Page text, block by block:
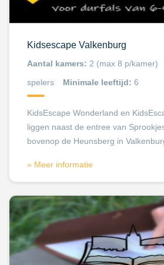
Kidsescape Valkenburg
Aantal kamers: 2 (max 8 p/kamer)
spelers
Minimale leeftijd: 6
KidsEscape Wonderland en
liggen naast de entree van
bovenop de Heunsberg in
» Meer informatie